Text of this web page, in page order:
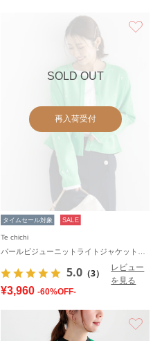
SOLD OUT
再入荷受付
タイムセール対象 SALE
Te chichi
5.0 （3）
レビュー
を見る
¥3,960 -60%OFF-